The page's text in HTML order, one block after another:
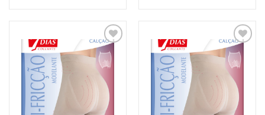
Adicionar
aos
Favoritos
Adicionar
aos
Favoritos